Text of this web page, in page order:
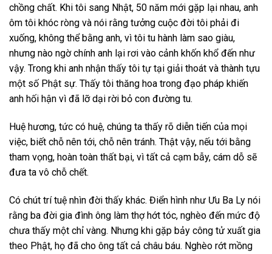
chồng chất. Khi tôi sang Nhật, 50 năm mới gặp lại nhau, anh
ôm tôi khóc ròng và nói rằng tưởng cuộc đời tôi phải đi
xuống, không thể bằng anh, vì tôi tu hành làm sao giàu,
nhưng nào ngờ chính anh lại rơi vào cảnh khốn khổ đến như
vậy. Trong khi anh nhận thấy tôi tự tại giải thoát và thành tựu
một số Phật sự. Thấy tôi thăng hoa trong đạo pháp khiến
anh hối hận vì đã lỡ dại rời bỏ con đường tu.
Huệ hương, tức có huệ, chúng ta thấy rõ diễn tiến của mọi
việc, biết chỗ nên tới, chỗ nên tránh. Thật vậy, nếu tới bằng
tham vọng, hoàn toàn thất bại, vì tất cả cạm bẫy, cám dỗ sẽ
đưa ta vô chỗ chết.
Có chút trí tuệ nhìn đời thấy khác. Điển hình như Ưu Ba Ly nói
rằng ba đời gia đình ông làm thợ hớt tóc, nghèo đến mức độ
chưa thấy một chỉ vàng. Nhưng khi gặp bảy công tử xuất gia
theo Phật, họ đã cho ông tất cả châu báu. Nghèo rớt mồng